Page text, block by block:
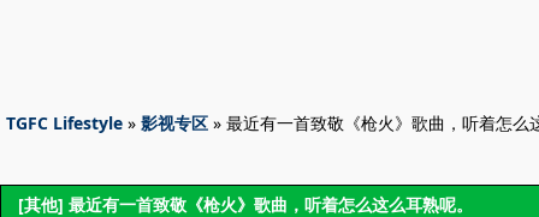
TGFC Lifestyle » 影视专区 » 最近有一首致敬《枪火》歌曲，听着怎么
[其他] 最近有一首致敬《枪火》歌曲，听着怎么这么耳熟呢。